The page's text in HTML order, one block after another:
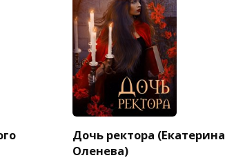
Дочь ректора (Екатерина
Оленева)